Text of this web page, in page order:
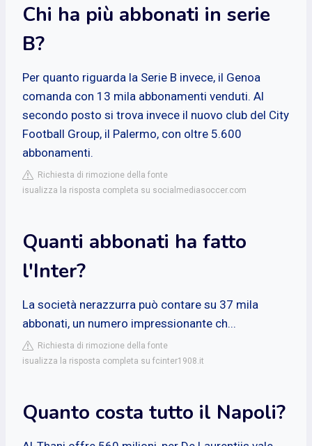
Chi ha più abbonati in serie
B?
Per quanto riguarda la Serie B invece, il Genoa
comanda con 13 mila abbonamenti venduti. Al
secondo posto si trova invece il nuovo club del City
Football Group, il Palermo, con oltre 5.600
abbonamenti.
Richiesta di rimozione della fonte
isualizza la risposta completa su socialmediasoccer.com
Quanti abbonati ha fatto
l'Inter?
La società nerazzurra può contare su 37 mila
abbonati, un numero impressionante ch...
Richiesta di rimozione della fonte
isualizza la risposta completa su fcinter1908.it
Quanto costa tutto il Napoli?